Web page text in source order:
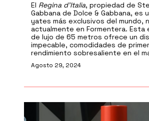
El Regina d’Italia, propiedad de
Gabbana de Dolce & Gabbana, es
yates más exclusivos del mundo,
actualmente en Formentera. Esta
de lujo de 65 metros ofrece un
impecable, comodidades de
rendimiento sobresaliente en el
Agosto 29, 2024